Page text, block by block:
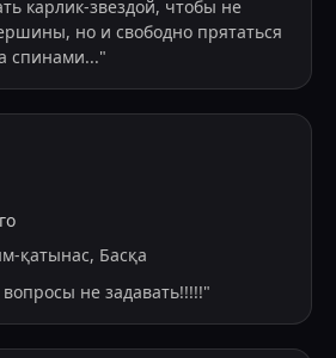
карлик-звездой, чтобы не
но и свободно прятаться
спинами..."
қатынас, Басқа
не задавать!!!!!"